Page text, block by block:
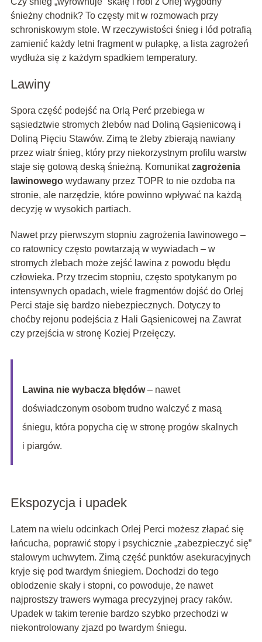
śnieżny chodnik? To częsty mit w rozmowach przy
schroniskowym stole. W rzeczywistości śnieg i lód potrafią
zamienić każdy letni fragment w pułapkę, a lista zagrożeń
wydłuża się z każdym spadkiem temperatury.
Lawiny
Spora część podejść na Orlą Perć przebiega w
sąsiedztwie stromych żlebów nad Doliną Gąsienicową i
Doliną Pięciu Stawów. Zimą te żleby zbierają nawiany
przez wiatr śnieg, który przy niekorzystnym profilu warstw
staje się gotową deską śnieżną. Komunikatzagrożenia
lawinowegowydawany przez TOPR to nie ozdoba na
stronie, ale narzędzie, które powinno wpływać na każdą
decyzję w wysokich partiach.
Nawet przy pierwszym stopniu zagrożenia lawinowego –
co ratownicy często powtarzają w wywiadach – w
stromych żlebach może zejść lawina z powodu błędu
człowieka. Przy trzecim stopniu, często spotykanym po
intensywnych opadach, wiele fragmentów dojść do Orlej
Perci staje się bardzo niebezpiecznych. Dotyczy to
choćby rejonu podejścia z Hali Gąsienicowej na Zawrat
czy przejścia w stronę Koziej Przełęczy.
Lawina nie wybacza błędów– nawet
doświadczonym osobom trudno walczyć z masą
śniegu, która popycha cię w stronę progów skalnych
i piargów.
Ekspozycja i upadek
Latem na wielu odcinkach Orlej Perci możesz złapać się
łańcucha, poprawić stopy i psychicznie „zabezpieczyć się”
stalowym uchwytem. Zimą część punktów asekuracyjnych
kryje się pod twardym śniegiem. Dochodzi do tego
oblodzenie skały i stopni, co powoduje, że nawet
najprostszy trawers wymaga precyzyjnej pracy raków.
Upadek w takim terenie bardzo szybko przechodzi w
niekontrolowany zjazd po twardym śniegu.